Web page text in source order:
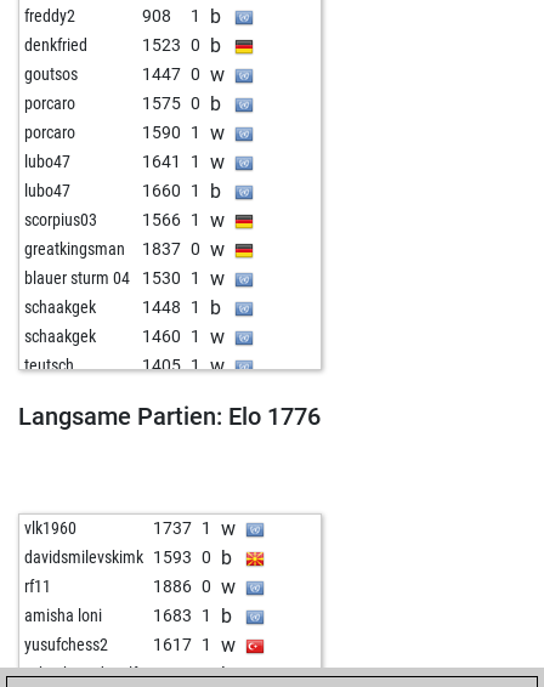
freddy2 908 1 b
denkfried 1523 0 b
goutsos 1447 0 w
porcaro 1575 0 b
porcaro 1590 1 w
lubo47 1641 1 w
lubo47 1660 1 b
scorpius03 1566 1 w
greatkingsman 1837 0 w
blauer sturm 04 1530 1 w
schaakgek 1448 1 b
schaakgek 1460 1 w
teutsch 1405 1 w
locrian 1450 1 w
izvoru arges 2 1585 1 w
namor5560 1518 w
said 1449 w
rudolf alois 1624 w
pechvogel123 1635
heinrichrosb 1412 w
Langsame Partien: Elo 1776
vlk1960 1737 1 w
davidsmilevskimk 1593 0 b
rf11 1886 0 w
amisha loni 1683 1 b
yusufchess2 1617 1 w
schach_und_golf 1908 0 b